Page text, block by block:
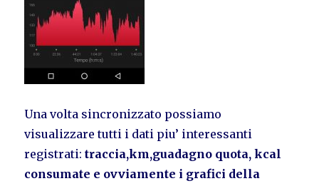
Una volta sincronizzato possiamo
visualizzare tutti i dati piu’ interessanti
registrati:traccia,km,guadagno quota, kcal
consumate e ovviamente i grafici della